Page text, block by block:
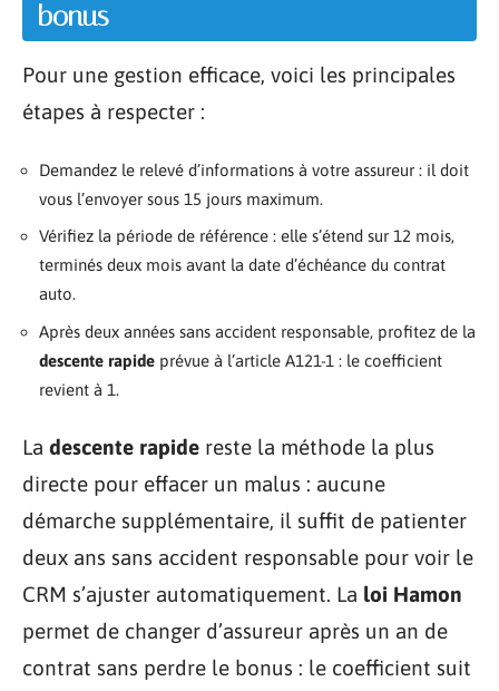
bonus
Pour une gestion efficace, voici les principales
étapes à respecter :
Demandez le relevé d’informations à votre assureur : il doit
vous l’envoyer sous 15 jours maximum.
Vérifiez la période de référence : elle s’étend sur 12 mois,
terminés deux mois avant la date d’échéance du contrat
auto.
Après deux années sans accident responsable, profitez de la
descente rapide prévue à l’article A121-1 : le coefficient
revient à 1.
La descente rapide reste la méthode la plus
directe pour effacer un malus : aucune
démarche supplémentaire, il suffit de patienter
deux ans sans accident responsable pour voir le
CRM s’ajuster automatiquement. La loi Hamon
permet de changer d’assureur après un an de
contrat sans perdre le bonus : le coefficient suit